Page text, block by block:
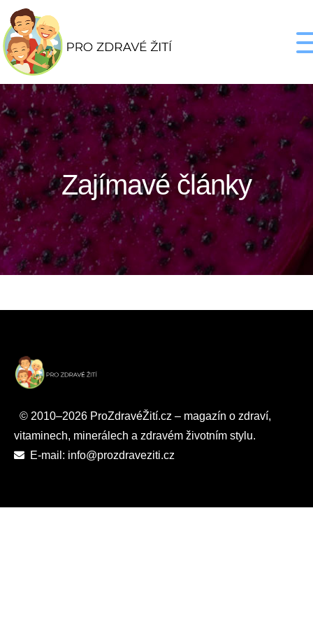
Zajímavé články
© 2010–2026 ProZdravéŽití.cz – magazín o zdraví,
vitaminech, minerálech a zdravém životním stylu.
E-mail: info@prozdraveziti.cz